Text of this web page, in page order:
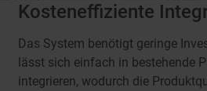
Kosteneffiziente
Das System benötigt geringe
lässt sich einfach in bestehende
integrieren, wodurch die